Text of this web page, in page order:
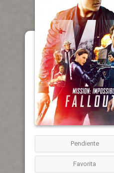
Pendiente
Favorita